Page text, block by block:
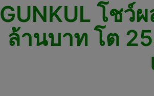
GUNKUL โชว์
ล้านบาท โต